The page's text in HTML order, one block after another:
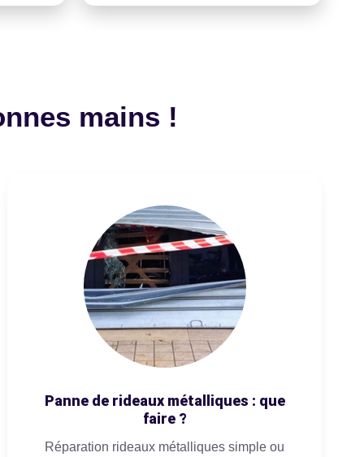
mains !
Panne de rideaux métalliques : que
faire ?
Réparation rideaux métalliques simple ou